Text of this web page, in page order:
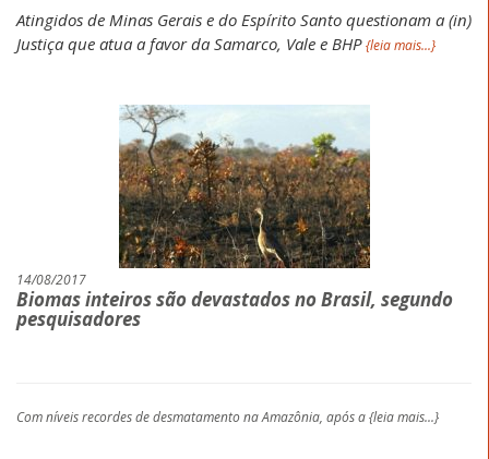
Atingidos de Minas Gerais e do Espírito Santo questionam a (in)
Justiça que atua a favor da Samarco, Vale e BHP{leia mais...}
14/08/2017
Biomas inteiros são devastados no Brasil, segundo
pesquisadores
Com níveis recordes de desmatamento na Amazônia, após a{leia mais...}